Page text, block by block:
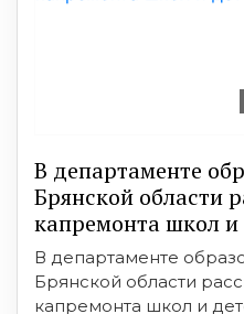
В департаменте
Брянской области
капремонта школ и
В департаменте
Брянской области
капремонта школ и